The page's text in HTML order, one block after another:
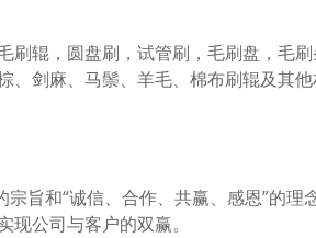
辊，圆盘刷，试管刷，毛刷盘，毛刷
剑麻、马鬃、羊毛、棉布刷辊及其他
旨和“诚信、合作、共赢、感恩”的理
公司与客户的双赢。